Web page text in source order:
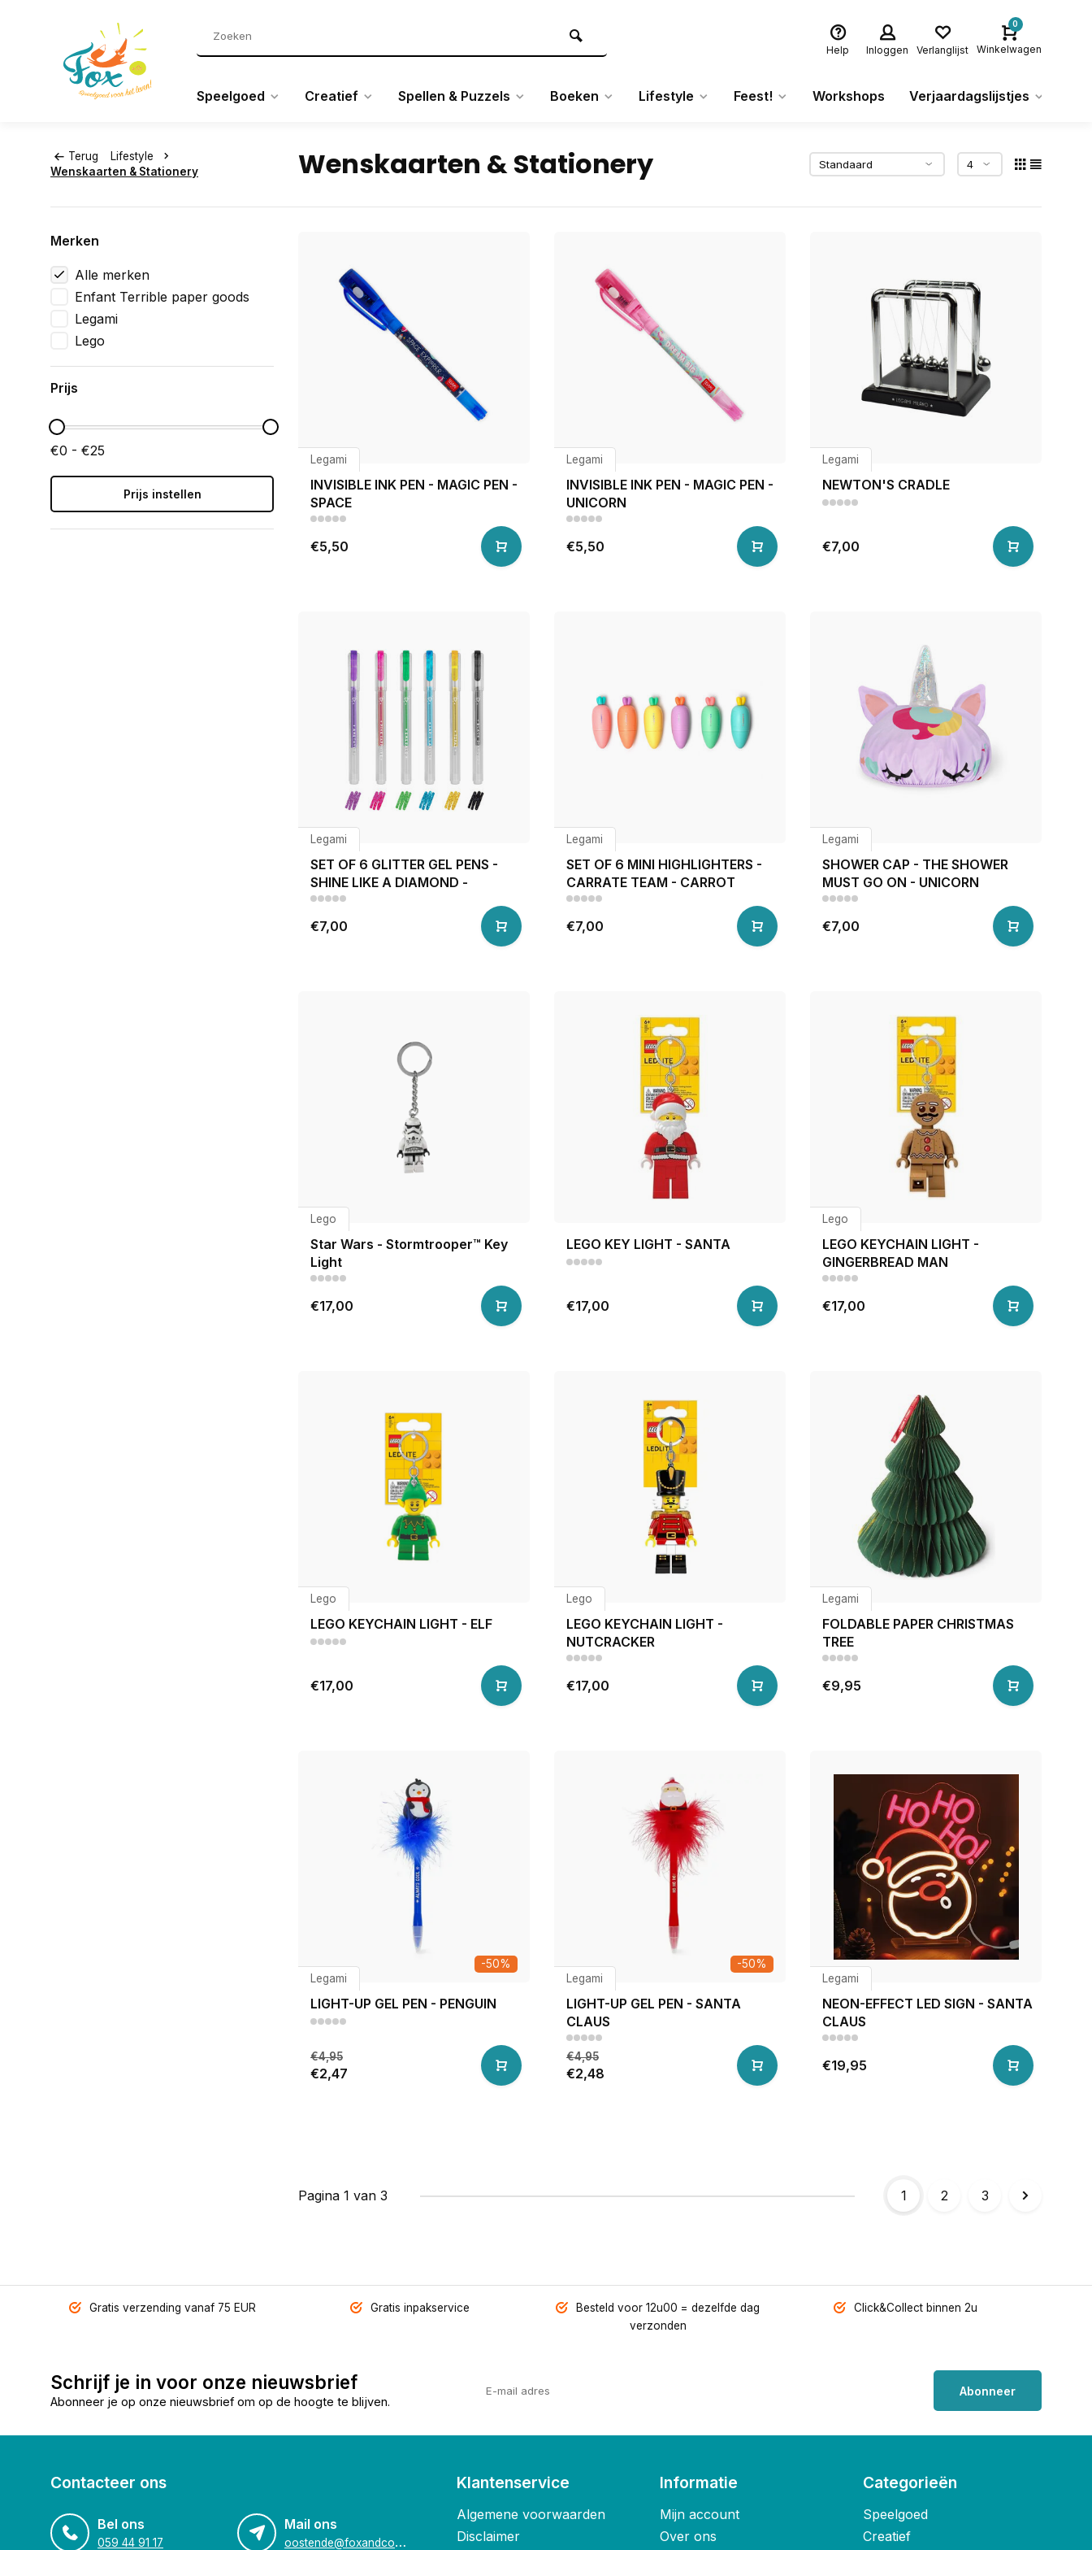
Help Inloggen Verlanglijst
0
Winkelwagen
Speelgoed Creatief Spellen & Puzzels Boeken Lifestyle Feest! Workshops Verjaardagslijstjes
Terug
Lifestyle
Wenskaarten & Stationery
Wenskaarten & Stationery
Merken
Alle merken
Enfant Terrible paper goods
Legami
Lego
Prijs
€0 - €25
Prijs instellen
Legami
INVISIBLE INK PEN - MAGIC PEN -
SPACE
€5,50
Legami
INVISIBLE INK PEN - MAGIC PEN -
UNICORN
€5,50
Legami
NEWTON'S CRADLE
€7,00
Legami
SET OF 6 GLITTER GEL PENS -
SHINE LIKE A DIAMOND -
€7,00
Legami
SET OF 6 MINI HIGHLIGHTERS -
CARRATE TEAM - CARROT
€7,00
Legami
SHOWER CAP - THE SHOWER
MUST GO ON - UNICORN
€7,00
Lego
Star Wars - Stormtrooper™ Key
Light
€17,00
LEGO KEY LIGHT - SANTA
€17,00
Lego
LEGO KEYCHAIN LIGHT -
GINGERBREAD MAN
€17,00
Lego
LEGO KEYCHAIN LIGHT - ELF
€17,00
Lego
LEGO KEYCHAIN LIGHT -
NUTCRACKER
€17,00
Legami
FOLDABLE PAPER CHRISTMAS
TREE
€9,95
-50%
Legami
LIGHT-UP GEL PEN - PENGUIN
€4,95
€2,47
-50%
Legami
LIGHT-UP GEL PEN - SANTA
CLAUS
€4,95
€2,48
Legami
NEON-EFFECT LED SIGN - SANTA
CLAUS
€19,95
Pagina 1 van 3 1 2 3
Gratis verzending vanaf 75 EUR Gratis inpakservice
Besteld voor 12u00 = dezelfde dag
verzonden
Click&Collect binnen 2u
Schrijf je in voor onze nieuwsbrief
Abonneer je op onze nieuwsbrief om op de hoogte te blijven.
Abonneer
Contacteer ons
Bel ons
059 44 91 17
Mail ons
o
ostende@foxandco.be
Klantenservice
Algemene voorwaarden
Disclaimer
Informatie
Mijn account
Over ons
Categorieën
Speelgoed
Creatief